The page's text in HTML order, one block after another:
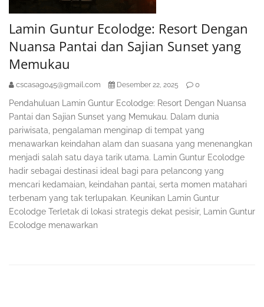
Lamin Guntur Ecolodge: Resort Dengan
Nuansa Pantai dan Sajian Sunset yang
Memukau
cscasag045@gmail.com Desember 22, 2025 0
Pendahuluan Lamin Guntur Ecolodge: Resort Dengan Nuansa
Pantai dan Sajian Sunset yang Memukau. Dalam dunia
pariwisata, pengalaman menginap di tempat yang
menawarkan keindahan alam dan suasana yang menenangkan
menjadi salah satu daya tarik utama. Lamin Guntur Ecolodge
hadir sebagai destinasi ideal bagi para pelancong yang
mencari kedamaian, keindahan pantai, serta momen matahari
terbenam yang tak terlupakan. Keunikan Lamin Guntur
Ecolodge Terletak di lokasi strategis dekat pesisir, Lamin Guntur
Ecolodge menawarkan